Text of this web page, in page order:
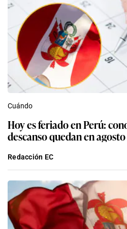
Cuándo
Hoy es feriado en Perú:
descanso quedan en
Redacción EC